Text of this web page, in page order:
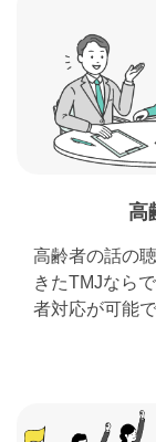
高
高齢者の話の
きたTMJなら
者対応が可能で